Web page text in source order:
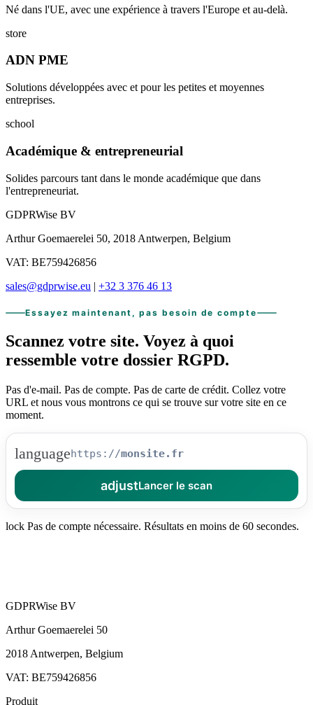
Né dans l'UE, avec une expérience à travers l'Europe et au-delà.
store
ADN PME
Solutions développées avec et pour les petites et moyennes
entreprises.
school
Académique & entrepreneurial
Solides parcours tant dans le monde académique que dans
l'entrepreneuriat.
GDPRWise BV
Arthur Goemaerelei 50, 2018 Antwerpen, Belgium
VAT: BE759426856
sales@gdprwise.eu | +32 3 376 46 13
Essayez maintenant, pas besoin de compte
Scannez votre site. Voyez à quoi
ressemble votre dossier RGPD.
Pas d'e-mail. Pas de compte. Pas de carte de crédit. Collez votre
URL et nous vous montrons ce qui se trouve sur votre site en ce
moment.
languagehttps://
adjustLancer le scan
lock Pas de compte nécessaire. Résultats en moins de 60 secondes.
GDPRWise BV
Arthur Goemaerelei 50
2018 Antwerpen, Belgium
VAT: BE759426856
Produit